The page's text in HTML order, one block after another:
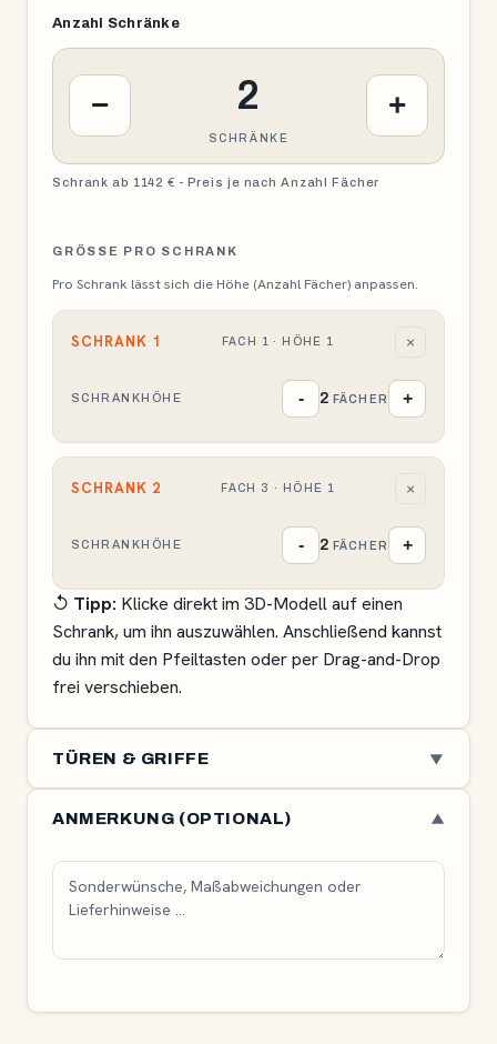
Anzahl Schränke
− 2
SCHRÄNKE
+
Schrank ab 1142 € - Preis je nach Anzahl Fächer
GRÖSSE PRO SCHRANK
Pro Schrank lässt sich die Höhe (Anzahl Fächer) anpassen.
SCHRANK 1 FACH 1 · HÖHE 1 ×
SCHRANKHÖHE - 2 FÄCHER +
SCHRANK 2 FACH 3 · HÖHE 1 ×
SCHRANKHÖHE - 2 FÄCHER +
↺ Tipp: Klicke direkt im 3D-Modell auf einen
Schrank, um ihn auszuwählen. Anschließend kannst
du ihn mit den Pfeiltasten oder per Drag-and-Drop
frei verschieben.
TÜREN & GRIFFE ▼
Bar Bar Knob Bow
ANMERKUNG (OPTIONAL) ▼